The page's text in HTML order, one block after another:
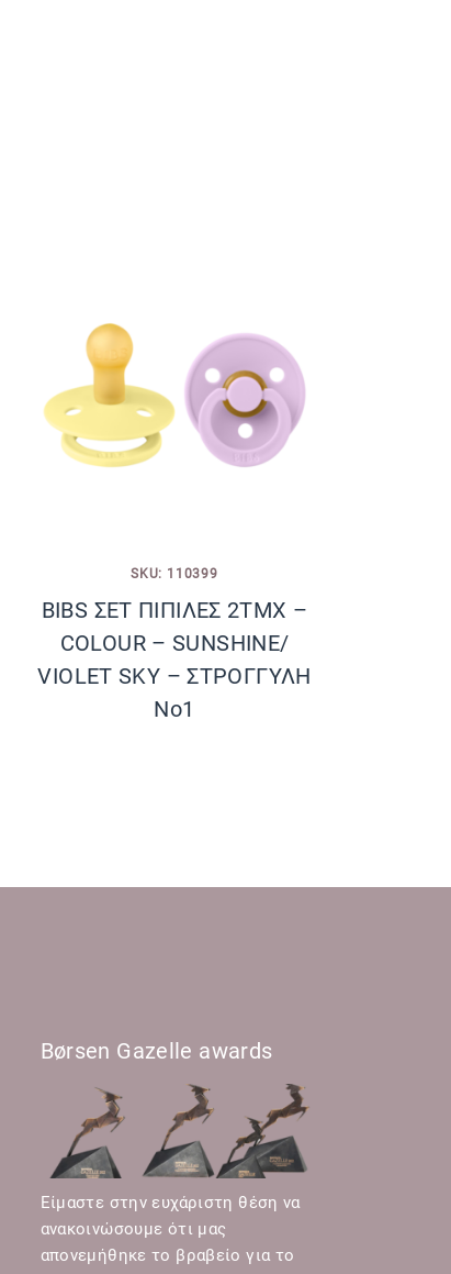
SKU: 110399
BIBS ΣΕΤ ΠΙΠΙΛΕΣ 2ΤΜΧ –
COLOUR – SUNSHINE/
VIOLET SKY – ΣΤΡΟΓΓΥΛΗ
No1
Børsen Gazelle awards
Είμαστε στην ευχάριστη θέση να
ανακοινώσουμε ότι μας
απονεμήθηκε το βραβείο για το